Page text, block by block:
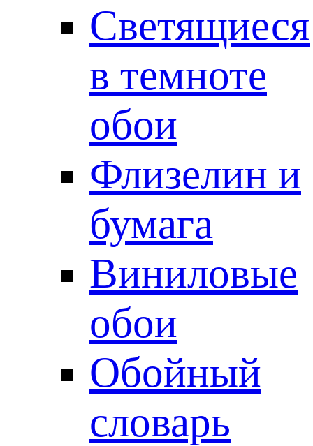
Светящиеся
в темноте
обои
Флизелин и
бумага
Виниловые
обои
Обойный
словарь